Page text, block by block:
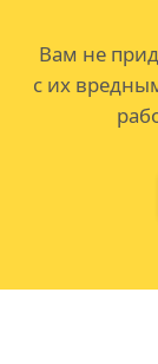
Вам не
с их